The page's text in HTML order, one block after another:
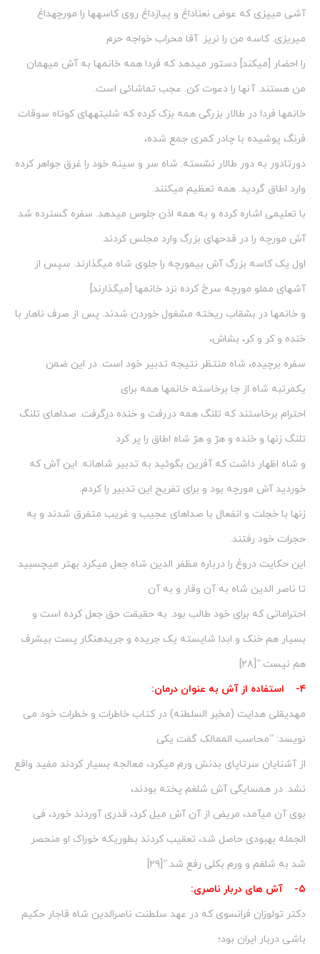
آشی می‏پزی که عوض نعناداغ و پیازداغ روی کاسه‏ها را مورچه‏داغ
می‏ریزی. کاسه من را نریز. آقا محراب خواجه حرم
را احضار [می‏کند] دستور می‏دهد که فردا همه خانمها به آش میهمان
من هستند. آنها را دعوت کن. عجب تماشائی است.
خانمها فردا در طالار بزرگی همه بزک کرده که شلیته‏های کوتاه سوقات
فرنگ پوشیده با چادر کمری جمع شده،
دورتادور به دور طالار نشسته. شاه سر و سینه خود را غرق جواهر کرده
وارد اطاق گردید. همه تعظیم می‏کنند.
با تعلیمی اشاره کرده و به همه اذن جلوس می‏دهد. سفره گسترده شد
آش مورچه را در قدحهای بزرگ وارد مجلس کردند.
اول یک کاسه بزرگ آش بی‏مورچه را جلوی شاه می‏گذارند. سپس از
آشهای مملو مورچه سرخ کرده نزد خانمها [می‏گذارند]
و خانمها در بشقاب ریخته مشغول خوردن شدند. پس از صرف ناهار با
خنده و کر و کر، بشاش،
سفره برچیده، شاه منتظر نتیجه تدبیر خود است. در این ضمن
یک‏مرتبه شاه از جا برخاسته خانمها همه برای
احترام برخاستند که تلنگ همه دررفت و خنده درگرفت. صداهای تلنگ
تلنگ زنها و خنده و هرّ و هرّ شاه اطاق را پر کرد
و شاه اظهار داشت که آفرین بگوئید به تدبیر شاهانه. این آش که
خوردید آش مورچه بود و برای تفریح این تدبیر را کردم.
زنها با خجلت و انفعال با صداهای عجیب و غریب متفرق شدند و به
حجرات خود رفتند.
این حکایت دروغ را درباره مظفر الدین شاه جعل می‏کرد بهتر می‏چسبید
تا ناصر الدین شاه به آن وقار و به آن
احتراماتی که برای خود طالب بود. به حقیقت حق جعل کرده است و
بسیار هم خنک و ابدا شایسته یک جریده و جریده‏نگار پست بی‏شرف
هم نیست.”[۲۸]
۴- استفاده از آش به عنوان درمان:
مهدیقلی هدایت (مخبر السلطنه) در کتاب خاطرات و خطرات خود می
نویسد: ”محاسب الممالک گفت یکی
از آشنایان سرتاپای بدنش ورم میکرد، معالجه بسیار کردند مفید واقع
نشد. در همسایگی آش‏ شلغم پخته بودند،
بوی آن میآمد، مریض از آن آش‏ میل کرد، قدری آوردند خورد، فی
الجمله بهبودی حاصل شد، تعقیب کردند بطوری‏که خوراک او منحصر
شد به شلغم و ورم بکلی رفع شد.”[۲۹]
۵- آش های دربار ناصری:
دکتر تولوزان فرانسوی که در عهد سلطنت ناصرالدین شاه قاجار حکیم
باشی دربار ایران بود؛